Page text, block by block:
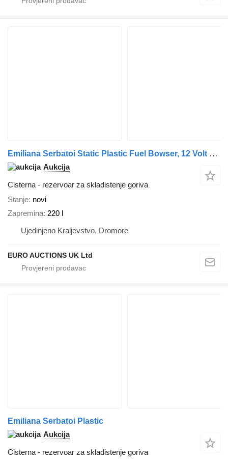
Emiliana Serbatoi Static Plastic Fuel Bowser, 12 Volt Electric Pump
Aukcija
Cisterna - rezervoar za skladistenje goriva
Stanje novi
Zapremina 220 l
Ujedinjeno Kraljevstvo, Dromore
EURO AUCTIONS UK Ltd
Emiliana Serbatoi Plastic
Aukcija
Cisterna - rezervoar za skladistenje goriva